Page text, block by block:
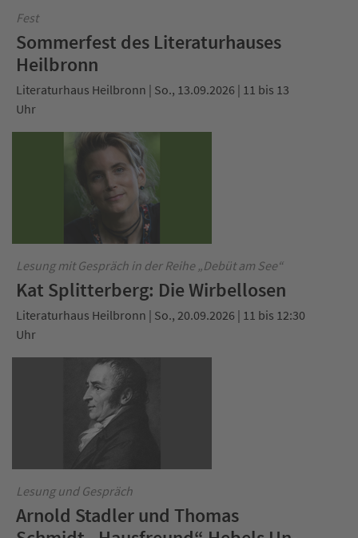
Fest
Sommerfest des Literaturhauses
Heilbronn
Literaturhaus Heilbronn | So., 13.09.2026 | 11 bis 13
Uhr
Lesung mit Gespräch in der Reihe „Debüt am See“
Kat Splitterberg: Die Wirbellosen
Literaturhaus Heilbronn | So., 20.09.2026 | 11 bis 12:30
Uhr
Lesung und Gespräch
Arnold Stadler und Thomas